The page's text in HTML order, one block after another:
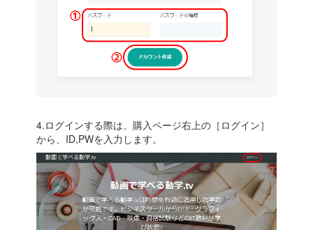
4.ログインする際は、購入ページ右上の［ログイン］
から、ID,PWを入力します。